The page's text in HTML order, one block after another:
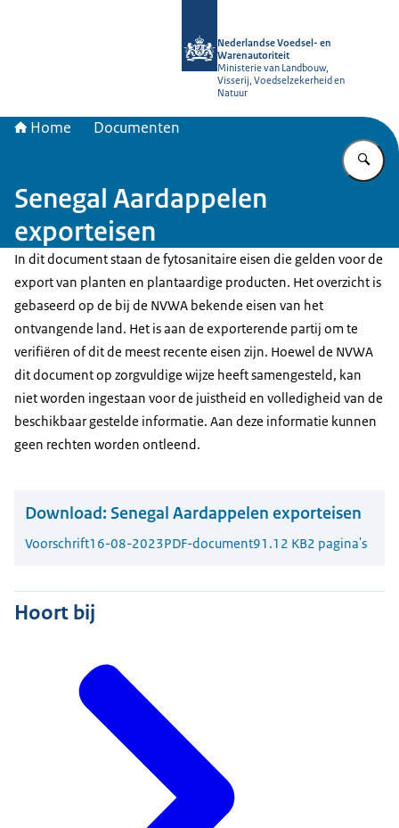
Nederlandse Voedsel- en
Warenautoriteit
Ministerie van Landbouw,
Visserij, Voedselzekerheid en
Natuur
Home Documenten
Senegal Aardappelen
exporteisen
In dit document staan de fytosanitaire eisen die gelden voor de
export van planten en plantaardige producten. Het overzicht is
gebaseerd op de bij de NVWA bekende eisen van het
ontvangende land. Het is aan de exporterende partij om te
verifiëren of dit de meest recente eisen zijn. Hoewel de NVWA
dit document op zorgvuldige wijze heeft samengesteld, kan
niet worden ingestaan voor de juistheid en volledigheid van de
beschikbaar gestelde informatie. Aan deze informatie kunnen
geen rechten worden ontleend.
Download: Senegal Aardappelen exporteisen
Voorschrift16-08-2023PDF-document91.12 KB2 pagina's
Hoort bij